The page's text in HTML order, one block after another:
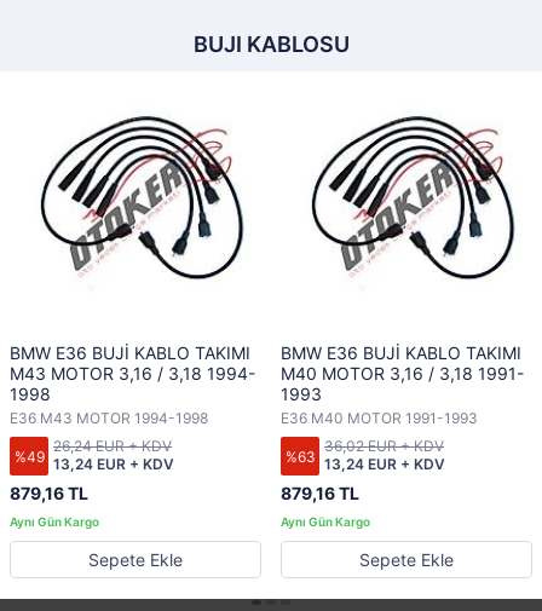
BUJI KABLOSU
BMW E36 BUJİ KABLO TAKIMI
M43 MOTOR 3,16 / 3,18 1994-
1998
E36 M43 MOTOR 1994-1998
%49
879,16 TL
13,24 EUR + KDV
26,24 EUR + KDV
Sepete Ekle
BMW E36 BUJİ KABLO TAKIMI
M40 MOTOR 3,16 / 3,18 1991-
1993
E36 M40 MOTOR 1991-1993
%63
879,16 TL
13,24 EUR + KDV
36,02 EUR + KDV
Sepete Ekle